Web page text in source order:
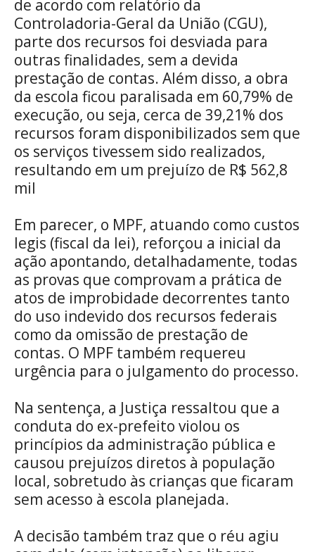
de acordo com relatório da
Controladoria-Geral da União (CGU),
parte dos recursos foi desviada para
outras finalidades, sem a devida
prestação de contas. Além disso, a obra
da escola ficou paralisada em 60,79% de
execução, ou seja, cerca de 39,21% dos
recursos foram disponibilizados sem que
os serviços tivessem sido realizados,
resultando em um prejuízo de R$ 562,8
mil
Em parecer, o MPF, atuando como custos
legis (fiscal da lei), reforçou a inicial da
ação apontando, detalhadamente, todas
as provas que comprovam a prática de
atos de improbidade decorrentes tanto
do uso indevido dos recursos federais
como da omissão de prestação de
contas. O MPF também requereu
urgência para o julgamento do processo.
Na sentença, a Justiça ressaltou que a
conduta do ex-prefeito violou os
princípios da administração pública e
causou prejuízos diretos à população
local, sobretudo às crianças que ficaram
sem acesso à escola planejada.
A decisão também traz que o réu agiu